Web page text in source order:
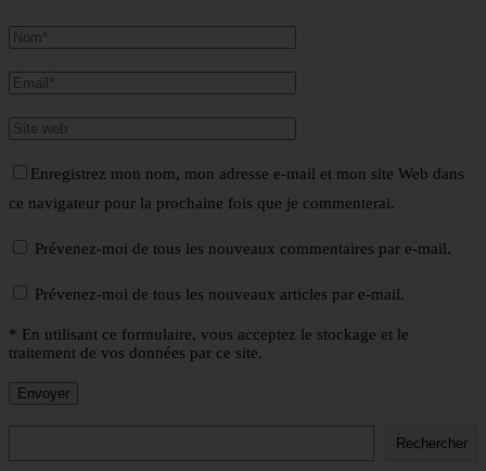
Enregistrez mon nom, mon adresse e-mail et mon site Web dans
ce navigateur pour la prochaine fois que je commenterai.
Prévenez-moi de tous les nouveaux commentaires par e-mail.
Prévenez-moi de tous les nouveaux articles par e-mail.
* En utilisant ce formulaire, vous acceptez le stockage et le
traitement de vos données par ce site.
Rechercher